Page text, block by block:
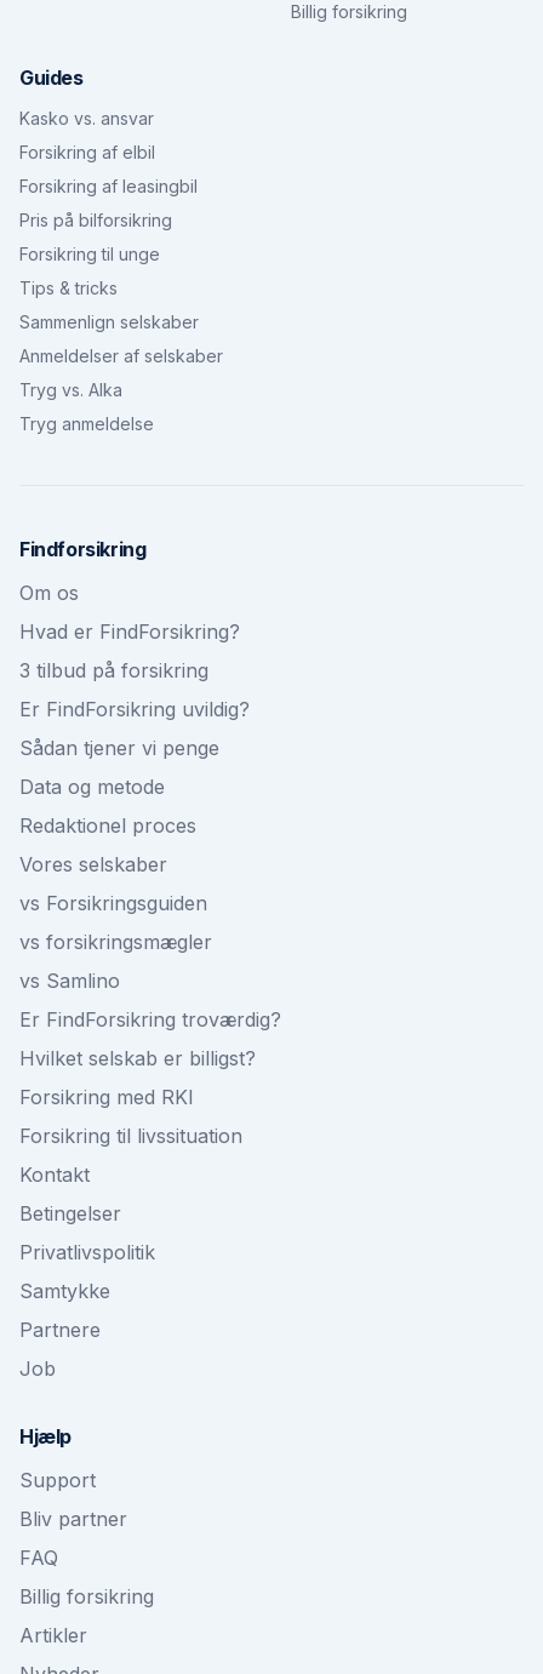
Billig forsikring
Guides
Kasko vs. ansvar
Forsikring af elbil
Forsikring af leasingbil
Pris på bilforsikring
Forsikring til unge
Tips & tricks
Sammenlign selskaber
Anmeldelser af selskaber
Tryg vs. Alka
Tryg anmeldelse
Findforsikring
Om os
Hvad er FindForsikring?
3 tilbud på forsikring
Er FindForsikring uvildig?
Sådan tjener vi penge
Data og metode
Redaktionel proces
Vores selskaber
vs Forsikringsguiden
vs forsikringsmægler
vs Samlino
Er FindForsikring troværdig?
Hvilket selskab er billigst?
Forsikring med RKI
Forsikring til livssituation
Kontakt
Betingelser
Privatlivspolitik
Samtykke
Partnere
Job
Hjælp
Support
Bliv partner
FAQ
Billig forsikring
Artikler